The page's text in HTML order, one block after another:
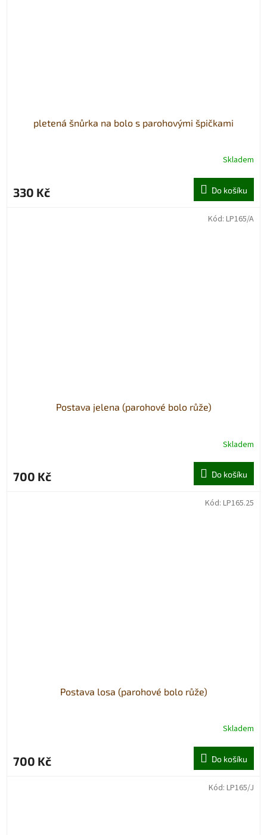
pletená šnůrka na bolo s parohovými špičkami
Skladem
330 Kč Do košíku
Postava jelena (parohové bolo růže)
Skladem
700 Kč Do košíku
Kód: LP165/A
Postava losa (parohové bolo růže)
Skladem
700 Kč Do košíku
Kód: LP165.25
Kód: LP165/J